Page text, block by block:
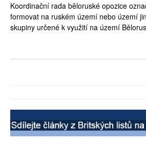
Koordinační rada běloruské opozice
formovat na ruském území nebo území
skupiny určené k využití na území